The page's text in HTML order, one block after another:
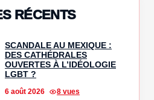
RÉCENTS
SCANDALE AU MEXIQUE :
DES CATHÉDRALES
OUVERTES À L’IDÉOLOGIE
LGBT ?
6 août 2026 8 vues